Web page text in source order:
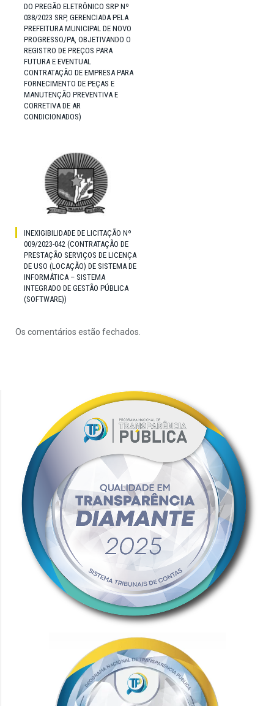
DO PREGÃO ELETRÔNICO SRP Nº
038/2023 SRP, GERENCIADA PELA
PREFEITURA MUNICIPAL DE NOVO
PROGRESSO/PA, OBJETIVANDO O
REGISTRO DE PREÇOS PARA
FUTURA E EVENTUAL
CONTRATAÇÃO DE EMPRESA PARA
FORNECIMENTO DE PEÇAS E
MANUTENÇÃO PREVENTIVA E
CORRETIVA DE AR
CONDICIONADOS)
INEXIGIBILIDADE DE LICITAÇÃO Nº
009/2023-042 (CONTRATAÇÃO DE
PRESTAÇÃO SERVIÇOS DE LICENÇA
DE USO (LOCAÇÃO) DE SISTEMA DE
INFORMÁTICA – SISTEMA
INTEGRADO DE GESTÃO PÚBLICA
(SOFTWARE))
Os comentários estão fechados.